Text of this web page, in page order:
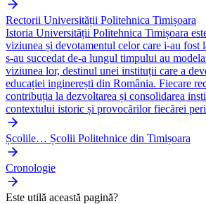
Rectorii Universității Politehnica Timișoara
Istoria Universității Politehnica Timișoara
viziunea și devotamentul celor care i-au fost
s-au succedat de-a lungul timpului au
viziunea lor, destinul unei instituții care a
educației inginerești din România. Fiecare
contribuția la dezvoltarea și consolidarea
contextului istoric și provocărilor fiecărei
Școlile… Școlii Politehnice din Timișoara
Cronologie
Este utilă această pagină?